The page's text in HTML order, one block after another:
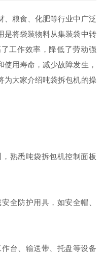
粮食、化肥等行业中广泛
是将袋装物料从集装袋中转
工作效率，降低了劳动强
用寿命，减少故障发生，
为大家介绍吨袋拆包机的操
熟悉吨袋拆包机控制面板
防护用具，如安全帽、
台、输送带、托盘等设备